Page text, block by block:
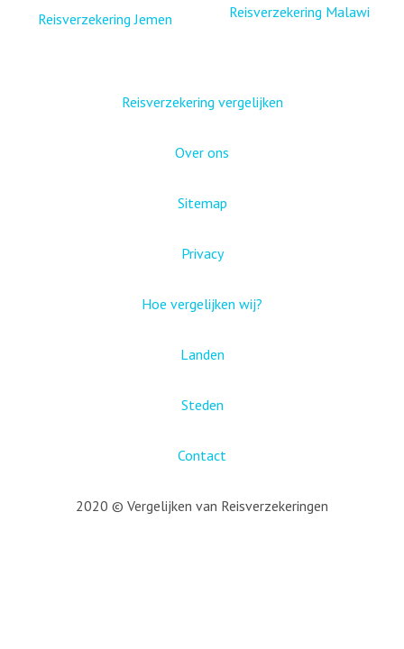
Reisverzekering Jemen
Reisverzekering Malawi
Reisverzekering vergelijken
Over ons
Sitemap
Privacy
Hoe vergelijken wij?
Landen
Steden
Contact
2020 © Vergelijken van Reisverzekeringen